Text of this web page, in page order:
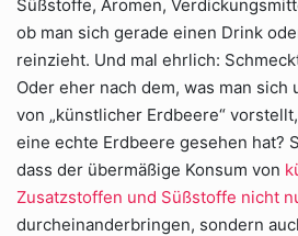
Süßstoffe, Aromen,
ob man sich gerade einen Drink
reinzieht. Und mal ehrlich:
Oder eher nach dem, was man sich
von „künstlicher Erdbeere“
eine echte Erdbeere gesehen hat?
dass der übermäßige Konsum von
Zusatzstoffen und Süßstoffe nicht
durcheinanderbringen, sondern